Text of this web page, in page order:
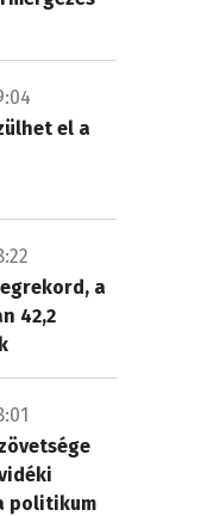
el a
a
42,2
politikum